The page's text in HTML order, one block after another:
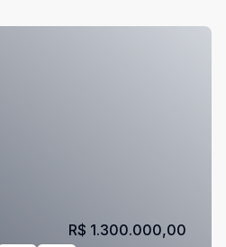
R$ 1.300.000,00